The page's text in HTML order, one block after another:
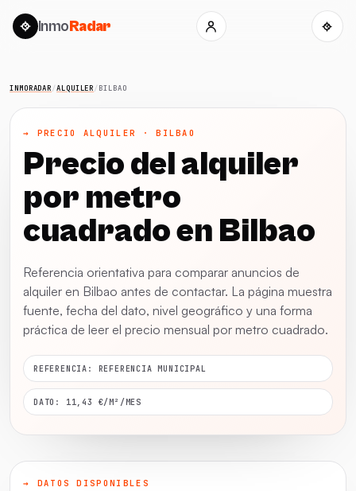
InmoRadar
INMORADAR/ALQUILER/ BILBAO
→ PRECIO ALQUILER · BILBAO
Precio del alquiler
por metro
cuadrado en Bilbao
Referencia orientativa para comparar anuncios de
alquiler en Bilbao antes de contactar. La página muestra
fuente, fecha del dato, nivel geográfico y una forma
práctica de leer el precio mensual por metro cuadrado.
REFERENCIA: REFERENCIA MUNICIPAL
DATO: 11,43 €/M²/MES
→ DATOS DISPONIBLES